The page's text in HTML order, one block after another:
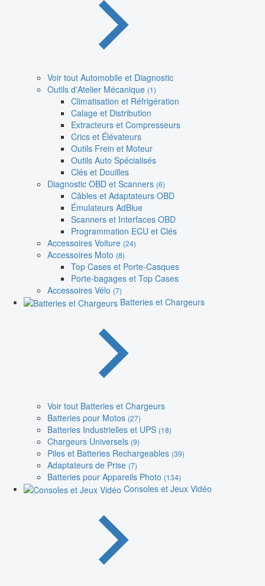
Voir tout Automobile et Diagnostic
Outils d'Atelier Mécanique (1)
Climatisation et Réfrigération
Calage et Distribution
Extracteurs et Compresseurs
Crics et Élévateurs
Outils Frein et Moteur
Outils Auto Spécialisés
Clés et Douilles
Diagnostic OBD et Scanners (6)
Câbles et Adaptateurs OBD
Émulateurs AdBlue
Scanners et Interfaces OBD
Programmation ECU et Clés
Accessoires Voiture (24)
Accessoires Moto (8)
Top Cases et Porte-Casques
Porte-bagages et Top Cases
Accessoires Vélo (7)
Batteries et Chargeurs
Voir tout Batteries et Chargeurs
Batteries pour Motos (27)
Batteries Industrielles et UPS (18)
Chargeurs Universels (9)
Piles et Batteries Rechargeables (39)
Adaptateurs de Prise (7)
Batteries pour Appareils Photo (134)
Consoles et Jeux Vidéo